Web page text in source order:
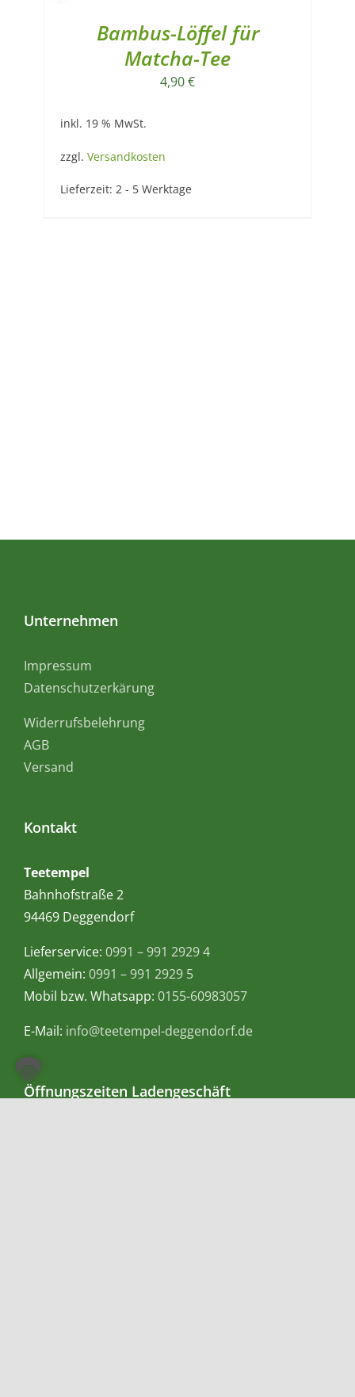
Bambus-Löffel für
Matcha-Tee
4,90€
inkl. 19 % MwSt.
zzgl. Versandkosten
Lieferzeit: 2 - 5 Werktage
Unternehmen
Impressum
Datenschutzerkärung
Widerrufsbelehrung
AGB
Versand
Kontakt
Teetempel
Bahnhofstraße 2
94469 Deggendorf
Lieferservice: 0991 – 991 2929 4
Allgemein: 0991 – 991 2929 5
Mobil bzw. Whatsapp: 0155-60983057
E-Mail: info@teetempel-deggendorf.de
Öffnungszeiten Ladengeschäft